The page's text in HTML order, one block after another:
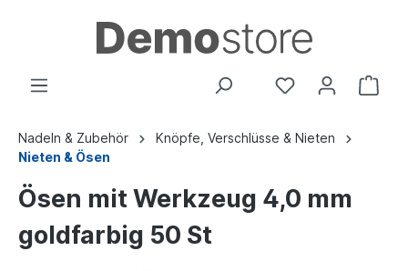
Nadeln & Zubehör
Knöpfe, Verschlüsse & Nieten
Nieten & Ösen
Ösen mit Werkzeug 4,0 mm
goldfarbig 50 St